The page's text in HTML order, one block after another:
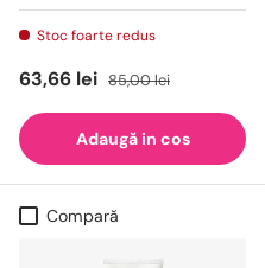
Stoc foarte redus
63,66 lei 85,00 lei
Adaugă in cos
Compară